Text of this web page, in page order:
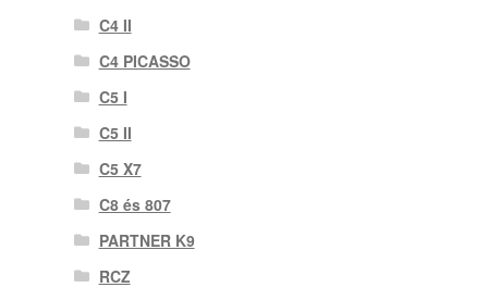
C4 II
C4 PICASSO
C5 I
C5 II
C5 X7
C8 és 807
PARTNER K9
RCZ